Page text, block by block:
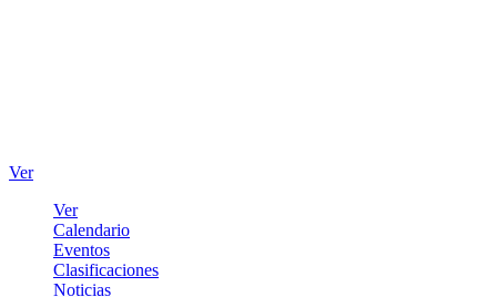
Ver
Ver
Calendario
Eventos
Clasificaciones
Noticias